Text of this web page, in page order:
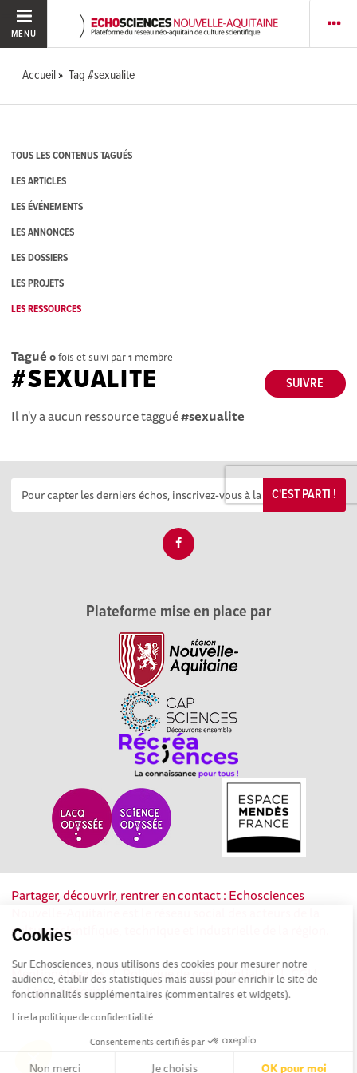
Cookies
Sur Echosciences, nous utilisons des cookies pour mesurer notre
audience, établir des statistiques mais aussi pour enrichir le site de
fonctionnalités supplémentaires (commentaires et widgets).
Lire la politique de confidentialité
Consentements certifiés par
Non merci Je choisis OK pour moi
MENU
Accueil Tag #sexualite
TOUS LES CONTENUS TAGUÉS
LES ARTICLES
LES ÉVÉNEMENTS
LES ANNONCES
LES DOSSIERS
LES PROJETS
LES RESSOURCES
Tagué 0fois et suivi par1 membre
SUIVRE
#SEXUALITE
Il n'y a aucun ressource taggué#sexualite
C'EST PARTI !
Plateforme mise en place par
Partager, découvrir, rentrer en contact : Echosciences
culture scientifique, technique et industrielle de la région.
Mentions légales|Politique de confidentialité|CGU
|Ligne éditoriale